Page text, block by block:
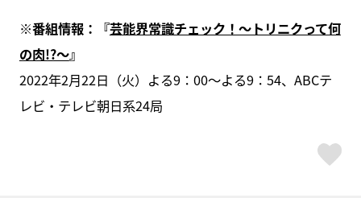
※番組情報：『芸能界常識チェック！～トリニクって何
の肉!?～』
2022年2月22日（火）よる9：00～よる9：54、ABCテ
レビ・テレビ朝日系24局